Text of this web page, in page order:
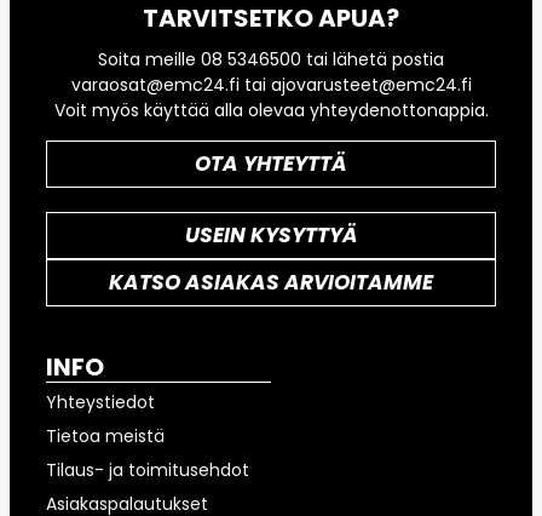
TARVITSETKO APUA?
Soita meille 08 5346500 tai lähetä postia
varaosat@emc24.fi tai ajovarusteet@emc24.fi
Voit myös käyttää alla olevaa yhteydenottonappia.
OTA YHTEYTTÄ
USEIN KYSYTTYÄ
KATSO ASIAKAS ARVIOITAMME
INFO
Yhteystiedot
Tietoa meistä
Tilaus- ja toimitusehdot
Asiakaspalautukset